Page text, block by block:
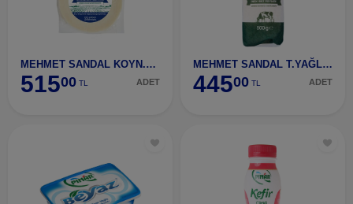
MEHMET SANDAL KOYN.KEÇİ DİVLE OBRUK TULUM PEY.250G
51500 TL ADET
MEHMET SANDAL T.YAĞL.TAZE İNEK BEZ TULUM PEY. 500G
44500 TL ADET